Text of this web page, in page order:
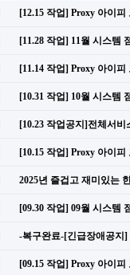
[12.15 작업] Proxy 아이
[11.28 작업] 11월 시스템
[11.14 작업] Proxy 아이
[10.31 작업] 10월 시스템
[10.23 작업공지]전체서
[10.15 작업] Proxy 아이
2025년 즐겁고 재미있는
[09.30 작업] 09월 시스템
-복구완료-[긴급장애공지]
[09.15 작업] Proxy 아이